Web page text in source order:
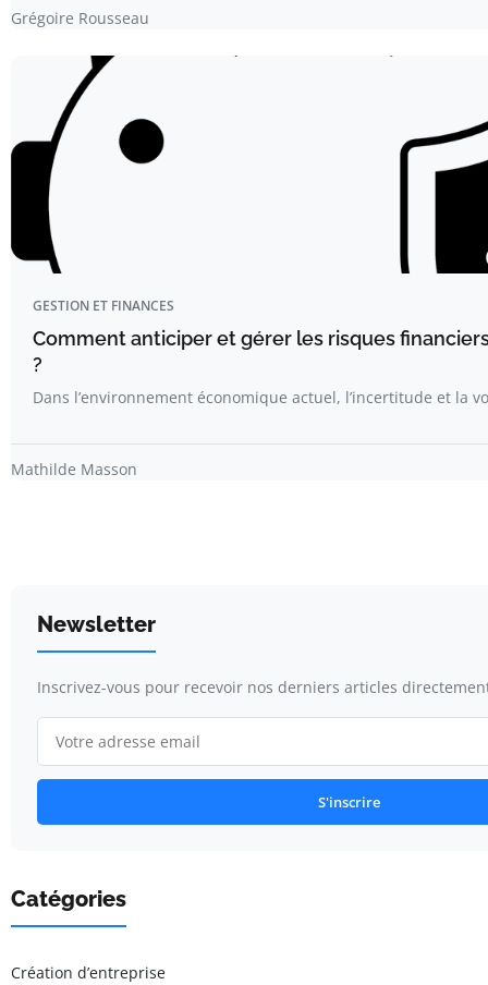
Grégoire Rousseau
GESTION ET FINANCES
Comment anticiper et gérer les risques
?
Dans l’environnement économique actuel, l’incertitude et la
Mathilde Masson
Newsletter
Inscrivez-vous pour recevoir nos derniers articles
S'inscrire
Catégories
Création d’entreprise